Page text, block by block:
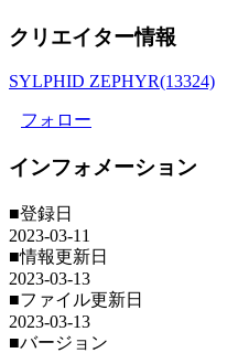
クリエイター情報
SYLPHID ZEPHYR(13324)
フォロー
インフォメーション
■登録日
2023-03-11
■情報更新日
2023-03-13
■ファイル更新日
2023-03-13
■バージョン